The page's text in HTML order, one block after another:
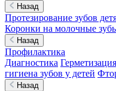
Назад
Протезирование зубов
Коронки на молочные
Назад
Профилактика
Диагностика
гигиена зубов у детей
Назад